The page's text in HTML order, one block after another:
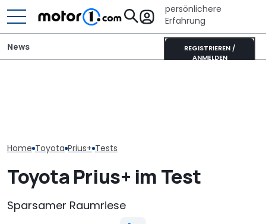
persönlichere
Erfahrung
REGISTRIEREN /
ANMELDEN
News
Home Toyota Prius+ Tests
Toyota Prius+ im Test
Sparsamer Raumriese